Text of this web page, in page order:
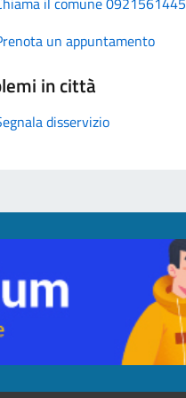
un appuntamento
in città
disservizio